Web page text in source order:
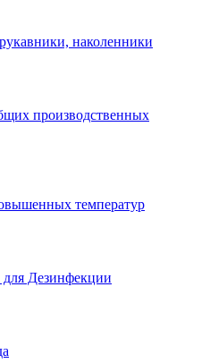
наколенники
производственных
температур
Дезинфекции